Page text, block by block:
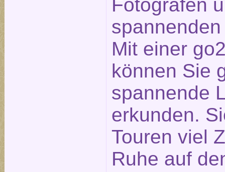
Fotografen
Mit einer
können Sie
spannende
erkunden.
Touren viel
Ruhe auf